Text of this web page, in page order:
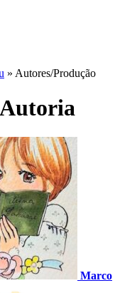
» Autores/Produção
Marco